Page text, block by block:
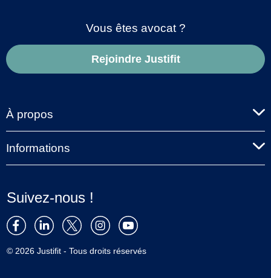
Vous êtes avocat ?
Rejoindre Justifit
À propos
Informations
Suivez-nous !
© 2026 Justifit - Tous droits réservés